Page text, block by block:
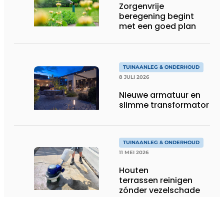
Zorgenvrije
beregening begint
met een goed plan
TUINAANLEG & ONDERHOUD
8 JULI 2026
Nieuwe armatuur en
slimme transformator
TUINAANLEG & ONDERHOUD
11 MEI 2026
Houten
terrassen reinigen
zónder vezelschade